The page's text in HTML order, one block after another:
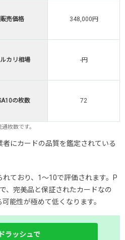
販売価格 348,000円
カリ相場 -円
の枚数 72
枚数です。
にカードの品質を鑑定されている
ており、1～10で評価されます。P
、完美品と保証されたカードなの
能性が極めて低くなります。
ラッシュで